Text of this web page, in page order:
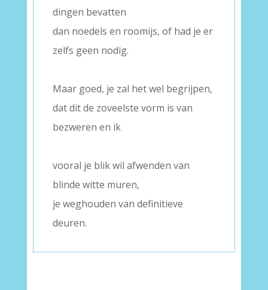
dingen bevatten
dan noedels en roomijs, of had je er
zelfs geen nodig.
Maar goed, je zal het wel begrijpen,
dat dit de zoveelste vorm is van
bezweren en ik
vooral je blik wil afwenden van
blinde witte muren,
je weghouden van definitieve
deuren.